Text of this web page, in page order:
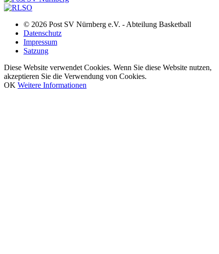
© 2026 Post SV Nürnberg e.V. - Abteilung Basketball
Datenschutz
Impressum
Satzung
Diese Website verwendet Cookies. Wenn Sie diese Website nutzen,
akzeptieren Sie die Verwendung von Cookies.
OK Weitere Informationen